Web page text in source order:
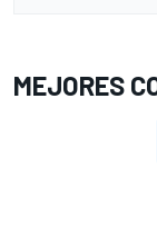
MEJORES